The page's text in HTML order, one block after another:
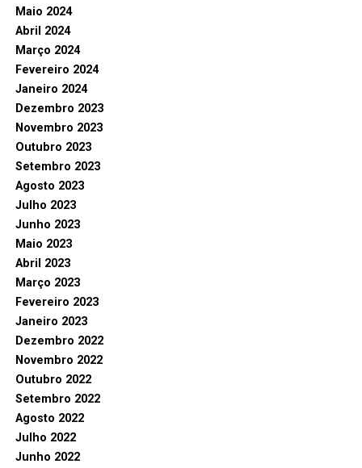
Maio 2024
Abril 2024
Março 2024
Fevereiro 2024
Janeiro 2024
Dezembro 2023
Novembro 2023
Outubro 2023
Setembro 2023
Agosto 2023
Julho 2023
Junho 2023
Maio 2023
Abril 2023
Março 2023
Fevereiro 2023
Janeiro 2023
Dezembro 2022
Novembro 2022
Outubro 2022
Setembro 2022
Agosto 2022
Julho 2022
Junho 2022